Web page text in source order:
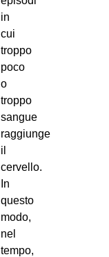
in
cui
troppo
poco
o
troppo
sangue
raggiunge
il
cervello.
In
questo
modo,
nel
tempo,